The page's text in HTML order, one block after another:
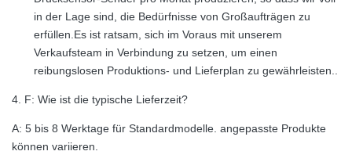
in der Lage sind, die Bedürfnisse von Großaufträgen zu
erfüllen.Es ist ratsam, sich im Voraus mit unserem
Verkaufsteam in Verbindung zu setzen, um einen
reibungslosen Produktions- und Lieferplan zu gewährleisten..
4. F: Wie ist die typische Lieferzeit?
A: 5 bis 8 Werktage für Standardmodelle. angepasste Produkte
können variieren.